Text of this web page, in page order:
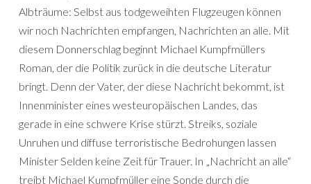
Albträume: Selbst aus todgeweihten Flugzeugen können
wir noch Nachrichten empfangen, Nachrichten an alle. Mit
diesem Donnerschlag beginnt Michael Kumpfmüllers
Roman, der die Politik zurück in die deutsche Literatur
bringt. Denn der Vater, der diese Nachricht bekommt, ist
Innenminister eines westeuropäischen Landes, das
gerade in eine schwere Krise stürzt. Streiks, soziale
Unruhen und diffuse terroristische Bedrohungen lassen
Minister Selden keine Zeit für Trauer. In „Nachricht an alle“
treibt Michael Kumpfmüller eine Sonde durch die